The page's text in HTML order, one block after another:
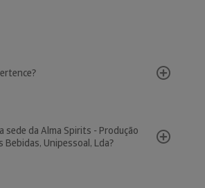
sede da Alma Spirits - Produção
Bebidas, Unipessoal, Lda?